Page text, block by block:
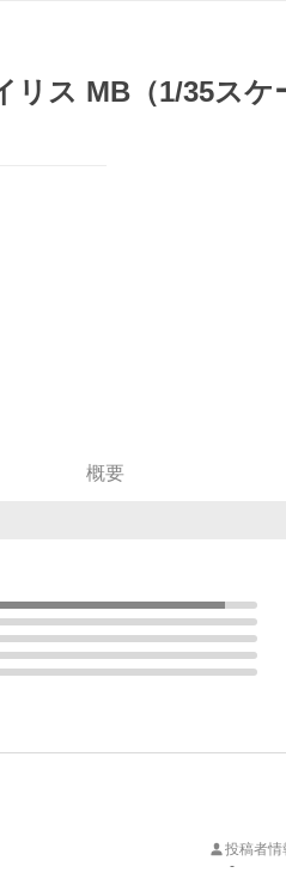
ス MB（1/35スケ
概要
投稿者情
-